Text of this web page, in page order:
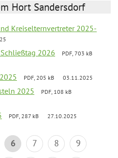
Hort Sandersdorf
Kreiselternvertreter 2025-
2026
PDF, 703 kB
PDF, 205 kB 03.11.2025
2025
PDF, 108 kB
PDF, 287 kB 27.10.2025
6 7 8
9